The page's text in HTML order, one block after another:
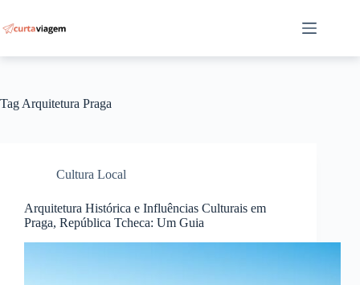
para
o
Tag Arquitetura Praga
Cultura Local
Arquitetura Histórica e Influências Culturais em
Praga, República Tcheca: Um Guia